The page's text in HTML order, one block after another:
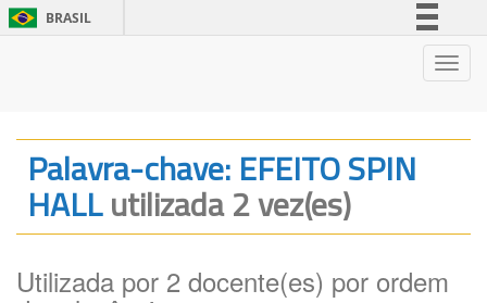
BRASIL
Legislação
Canais
Palavra-chave: EFEITO SPIN
HALLutilizada 2 vez(es)
Utilizada por 2 docente(es) por ordem